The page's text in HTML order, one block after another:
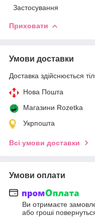
Застосування
Приховати
Умови доставки
Доставка здійснюється
Нова Пошта
Магазини Rozetka
Укрпошта
Всі умови доставки
Умови оплати
Ви отримаєте
або гроші